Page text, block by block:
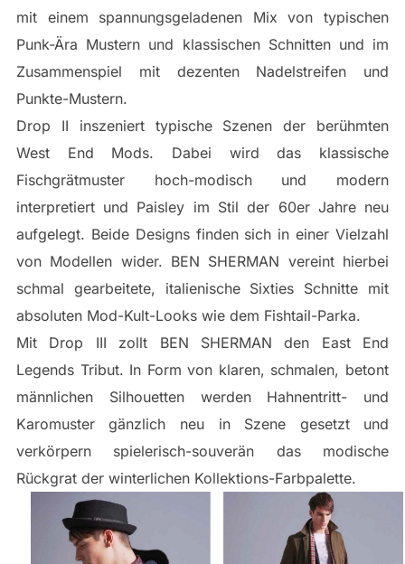
mit einem spannungsgeladenen Mix von typischen
Punk-Ära Mustern und klassischen Schnitten und im
Zusammenspiel mit dezenten Nadelstreifen und
Punkte-Mustern.
Drop II inszeniert typische Szenen der berühmten
West End Mods. Dabei wird das klassische
Fischgrätmuster hoch-modisch und modern
interpretiert und Paisley im Stil der 60er Jahre neu
aufgelegt. Beide Designs finden sich in einer Vielzahl
von Modellen wider. BEN SHERMAN vereint hierbei
schmal gearbeitete, italienische Sixties Schnitte mit
absoluten Mod-Kult-Looks wie dem Fishtail-Parka.
Mit Drop III zollt BEN SHERMAN den East End
Legends Tribut. In Form von klaren, schmalen, betont
männlichen Silhouetten werden Hahnentritt- und
Karomuster gänzlich neu in Szene gesetzt und
verkörpern spielerisch-souverän das modische
Rückgrat der winterlichen Kollektions-Farbpalette.